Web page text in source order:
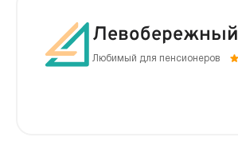
Левобережный
Любимый для пенсионеров